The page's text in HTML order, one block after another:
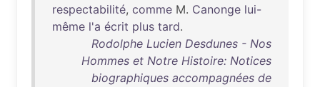
respectabilité, comme M. Canonge lui-
même l'a écrit plus tard.
Rodolphe Lucien Desdunes - Nos
Hommes et Notre Histoire: Notices
biographiques accompagnées de